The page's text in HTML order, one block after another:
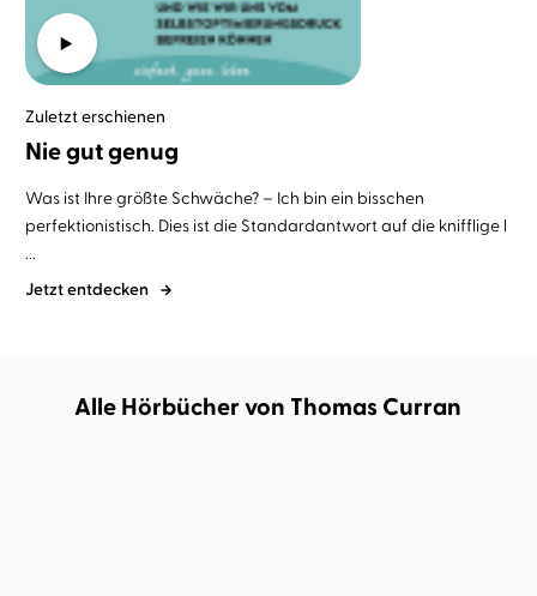
Zuletzt erschienen
Nie gut genug
Was ist Ihre größte Schwäche? – Ich bin ein bisschen
perfektionistisch. Dies ist die Standardantwort auf die knifflige l
...
Jetzt entdecken
Alle Hörbücher von Thomas Curran